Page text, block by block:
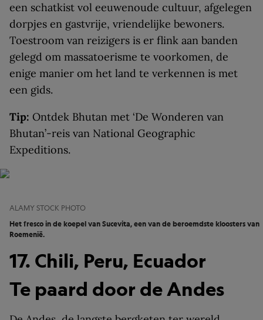
een schatkist vol eeuwenoude cultuur, afgelegen
dorpjes en gastvrije, vriendelijke bewoners.
Toestroom van reizigers is er flink aan banden
gelegd om massatoerisme te voorkomen, de
enige manier om het land te verkennen is met
een gids.
Tip: Ontdek Bhutan met ‘De Wonderen van
Bhutan’-reis van National Geographic
Expeditions.
ALAMY STOCK PHOTO
Het fresco in de koepel van Sucevita, een van de beroemdste kloosters van
Roemenië.
17. Chili, Peru, Ecuador
Te paard door de Andes